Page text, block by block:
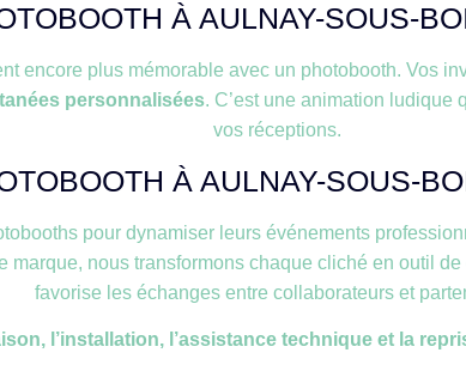
À AULNAY-SOUS-
encore plus mémorable avec un photobooth. Vos
personnalisées. C’est une animation ludique
vos réceptions.
À AULNAY-SOUS-
pour dynamiser leurs événements
nous transformons chaque cliché en outil
favorise les échanges entre collaborateurs et
l’installation, l’assistance technique et la